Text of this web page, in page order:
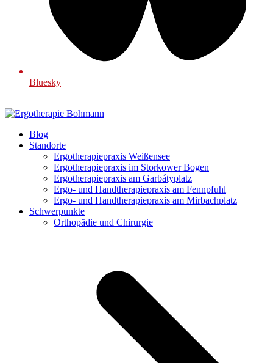
Bluesky
Blog
Standorte
Ergotherapiepraxis Weißensee
Ergotherapiepraxis im Storkower Bogen
Ergotherapiepraxis am Garbátyplatz
Ergo- und Handtherapiepraxis am Fennpfuhl
Ergo- und Handtherapiepraxis am Mirbachplatz
Schwerpunkte
Orthopädie und Chirurgie